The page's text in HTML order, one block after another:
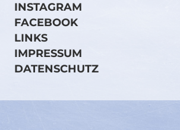
INSTAGRAM
FACEBOOK
LINKS
IMPRESSUM
DATENSCHUTZ